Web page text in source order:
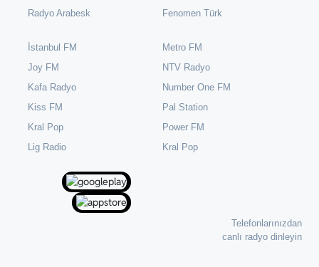
Radyo Arabesk
Fenomen Türk
İstanbul FM
Joy FM
Kafa Radyo
Kiss FM
Kral Pop
⁠Lig Radio
Metro FM
NTV Radyo
Number One FM
Pal Station
Power FM
Kral Pop
Telefonlarınızdan
canlı radyo dinleyin